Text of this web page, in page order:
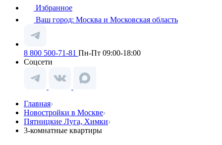
Избранное
Ваш город: Москва и Московская область
8 800 500-71-81 Пн-Пт 09:00-18:00
Соцсети
Главная
Новостройки в Москве
Пятницкие Луга, Химки
3-комнатные квартиры